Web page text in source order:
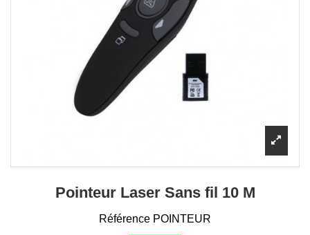
Pointeur Laser Sans fil 10 M
Référence POINTEUR